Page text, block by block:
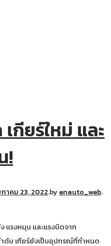
กียร์ใหม่ และ
!
าคม 23, 2022.byenauto_web.
แรงหมุน และแรงบิดจาก
ดับ เกียร์ยังเป็นอุปกรณ์ที่กำหนด